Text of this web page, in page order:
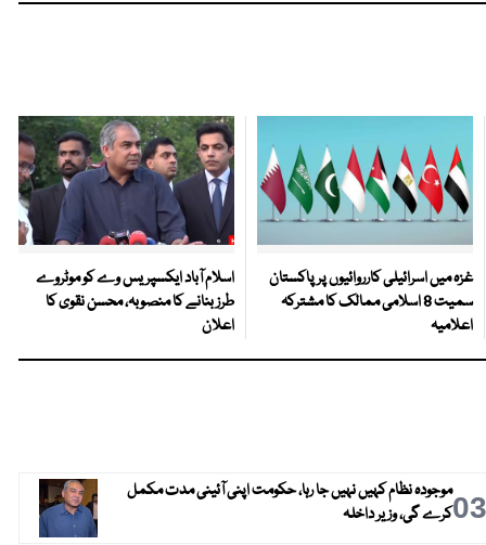
غزہ میں اسرائیلی کارروائیوں پر پاکستان
سمیت 8 اسلامی ممالک کا مشترکہ
اعلامیہ
اسلام آباد ایکسپریس وے کو موٹروے
طرز بنانے کا منصوبہ، محسن نقوی کا
اعلان
03موجودہ نظام کہیں نہیں جا رہا، حکومت اپنی آئینی مدت مکمل
کرے گی، وزیر داخلہ